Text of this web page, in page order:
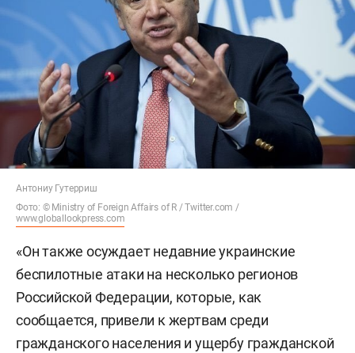
Антониу Гутерриш
Фото: © Ministry of Foreign Affairs of R / Twitter.com /
www.globallookpress.com
«Он также осуждает недавние украинские
беспилотные атаки на несколько регионов
Российской Федерации, которые, как
сообщается, привели к жертвам среди
гражданского населения и ущербу гражданской